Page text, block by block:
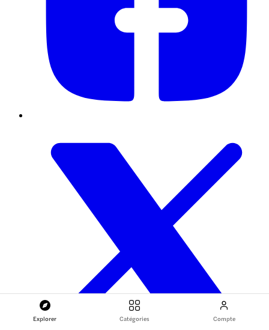
Explorer Catégories Compte